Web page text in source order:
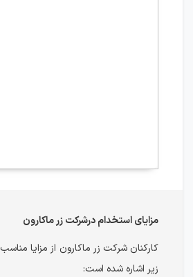
مزایای استخدام درشرکت زر ماکارون
کارکنان شرکت زر ماکارون از مزایا
زیر اشاره شده است: